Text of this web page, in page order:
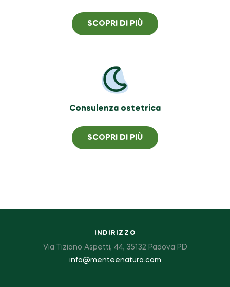
SCOPRI DI PIÙ
Consulenza ostetrica
SCOPRI DI PIÙ
INDIRIZZO
Via Tiziano Aspetti, 44, 35132 Padova PD
info@menteenatura.com